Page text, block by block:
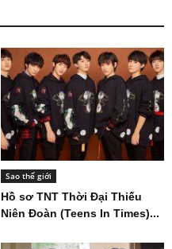
Sao thế giới
Hồ sơ TNT Thời Đại Thiếu
Niên Đoàn (Teens In Times)...